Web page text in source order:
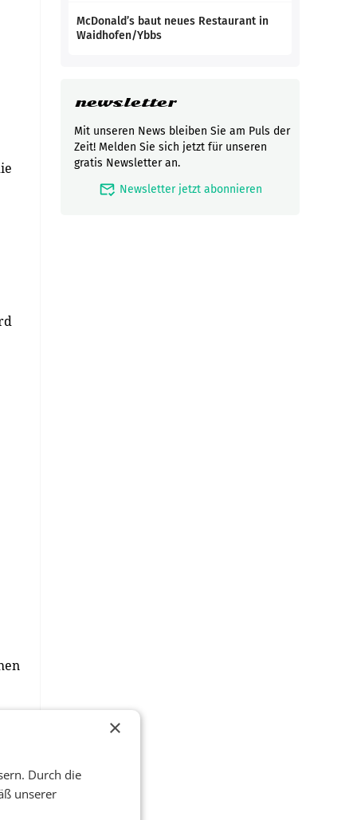
McDonald’s baut neues Restaurant in
Waidhofen/Ybbs
newsletter
Mit unseren News bleiben Sie am Puls der
Zeit! Melden Sie sich jetzt für unseren
gratis Newsletter an.
mark_email_read Newsletter jetzt abonnieren
×
Durch die
unserer